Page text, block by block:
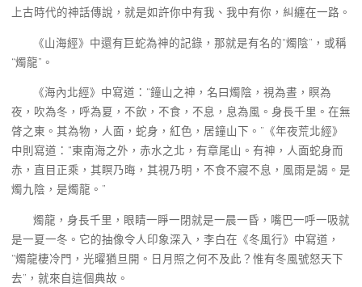
上古時代的神話傳說，就是如許你中有我、我中有你，糾纏在一路。
《山海經》中還有巨蛇為神的記錄，那就是有名的“燭陰”，或稱
“燭龍”。
《海內北經》中寫道：“鐘山之神，名曰燭陰，視為晝，瞑為
夜，吹為冬，呼為夏，不飲，不食，不息，息為風。身長千里。在無
䏿之東。其為物，人面，蛇身，紅色，居鐘山下。”《年夜荒北經》
中則寫道：“東南海之外，赤水之北，有章尾山。有神，人面蛇身而
赤，直目正乘，其瞑乃晦，其視乃明，不食不寢不息，風雨是謁。是
燭九陰，是燭龍。”
燭龍，身長千里，眼睛一睜一閉就是一晨一昏，嘴巴一呼一吸就
是一夏一冬。它的抽像令人印象深入，李白在《冬風行》中寫道，
“燭龍棲冷門，光曜猶旦開。日月照之何不及此？惟有冬風號怒天下
去”，就來自這個典故。